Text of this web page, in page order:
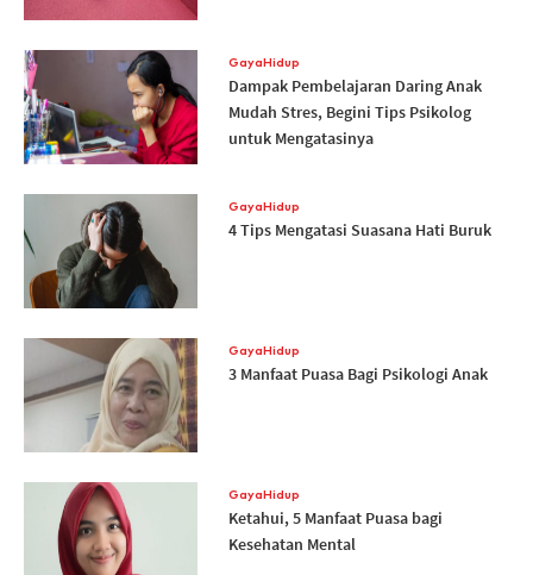
GayaHidup
Dampak Pembelajaran Daring Anak
Mudah Stres, Begini Tips Psikolog
untuk Mengatasinya
GayaHidup
4 Tips Mengatasi Suasana Hati Buruk
GayaHidup
3 Manfaat Puasa Bagi Psikologi Anak
GayaHidup
Ketahui, 5 Manfaat Puasa bagi
Kesehatan Mental